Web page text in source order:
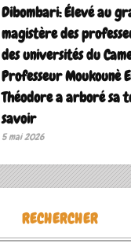
Dibombari: Élevé au
magistère des
des universités du
Professeur Moukounè
Théodore a arboré sa
savoir ‎
5 mai 2026
RECHERCHER